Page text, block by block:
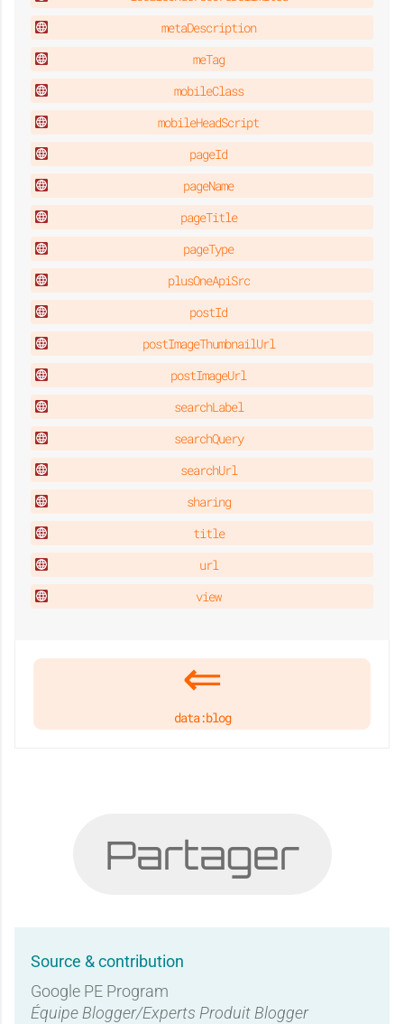
metaDescription
meTag
mobileClass
mobileHeadScript
pageId
pageName
pageTitle
pageType
plusOneApiSrc
postId
postImageThumbnailUrl
postImageUrl
searchLabel
searchQuery
searchUrl
sharing
title
url
view
data:blog
Partager
Source & contribution
Google PE Program
Équipe Blogger/Experts Produit Blogger